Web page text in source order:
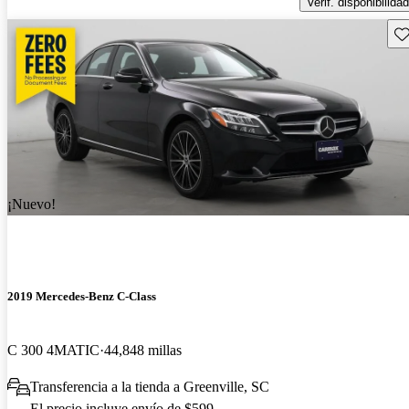
¡Nuevo!
2019 Mercedes-Benz C-Class
C 300 4MATIC 44,848 millas
Transferencia a la tienda a Greenville, SC